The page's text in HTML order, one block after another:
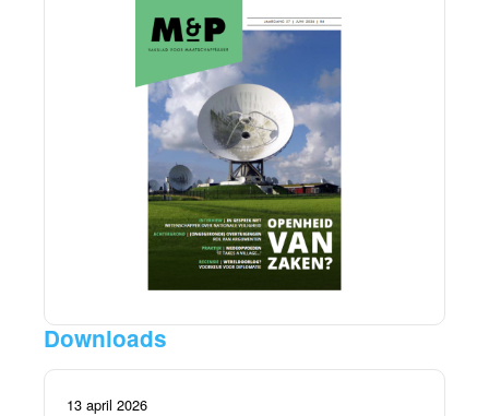
Downloads
13 april 2026